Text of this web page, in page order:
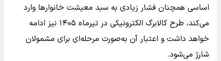
اساسی همچنان فشار زیادی به سبد معیشت خانوارها وارد
می‌کند، طرح کالابرگ الکترونیکی در تیرماه ۱۴۰۵ نیز ادامه
خواهد داشت و اعتبار آن به‌صورت مرحله‌ای برای مشمولان
شارژ می‌شود.